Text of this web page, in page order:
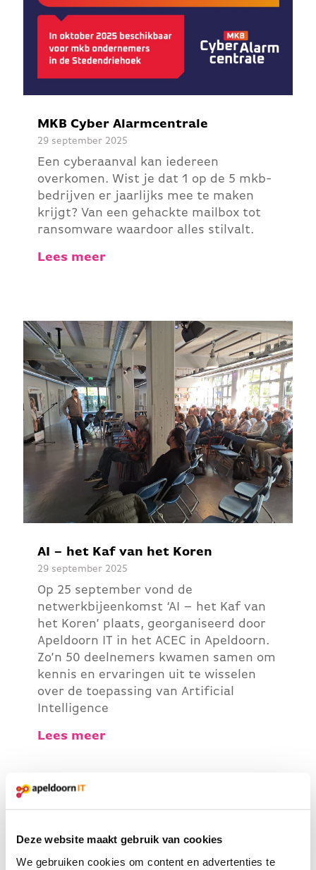
Deze website maakt gebruik van cookies
We gebruiken cookies om content en advertenties te
MKB Cyber Alarmcentrale
29 september 2025
Een cyberaanval kan iedereen
overkomen. Wist je dat 1 op de 5 mkb-
bedrijven er jaarlijks mee te maken
krijgt? Van een gehackte mailbox tot
ransomware waardoor alles stilvalt.
Lees meer
AI – het Kaf van het Koren
29 september 2025
Op 25 september vond de
netwerkbijeenkomst ‘AI – het Kaf van
het Koren’ plaats, georganiseerd door
Apeldoorn IT in het ACEC in Apeldoorn.
Zo’n 50 deelnemers kwamen samen om
kennis en ervaringen uit te wisselen
over de toepassing van Artificial
Intelligence
Lees meer